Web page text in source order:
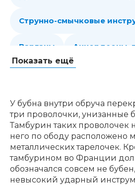
Струнно-смычковые
Варганы Аккордеоны,
Гитары Мелодики
Клавишные Сувениры,
Аренда
Показать ещё
У бубна внутри обруча
три проволочки, унизанные
Тамбурин таких проволочек
него по ободу расположено
металлических тарелочек.
тамбурином во Франции
обозначался совсем не
невысокий ударный